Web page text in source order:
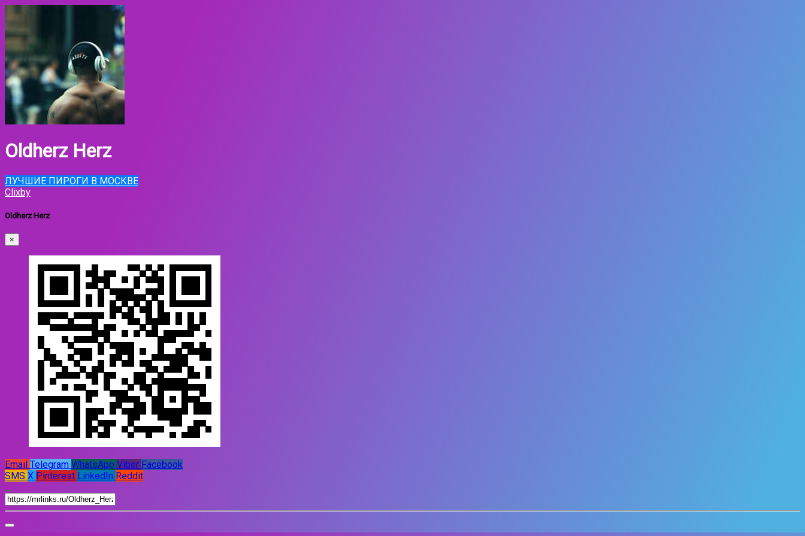
Oldherz Herz
ЛУЧШИЕ ПИРОГИ В МОСКВЕ
Clixby
Oldherz Herz
×
Email Telegram WhatsApp Viber Facebook
SMS X Pinterest LinkedIn Reddit